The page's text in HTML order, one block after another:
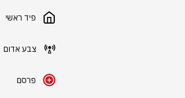
פיד ראשי
צבע אדום
פרסם